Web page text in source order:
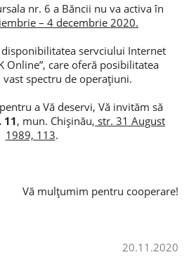
ipotecare
nr. 6 a Băncii nu va activa în
– 4 decembrie 2020.
servciului Internet
Online”, care oferă posibilitatea
spectru de operațiuni.
a Vă deservi, Vă invităm să
11, mun. Chișinău, str. 31 August
1989, 113.
Vă mulțumim pentru cooperare!
20.11.2020